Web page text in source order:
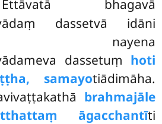
bhagavā
dassetvā idāni
nayena
dassetuṃ hoti
samayotiādimāha.
brahmajāle
āgacchantīti